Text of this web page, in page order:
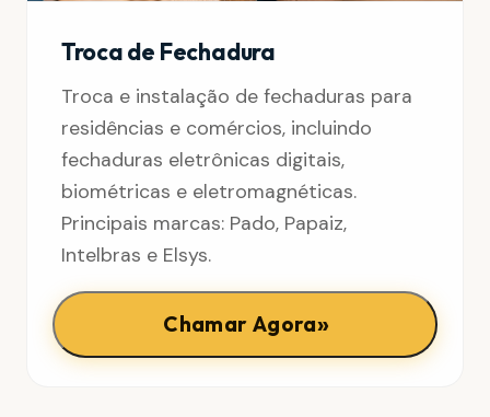
Troca de Fechadura
Troca e instalação de fechaduras para
residências e comércios, incluindo
fechaduras eletrônicas digitais,
biométricas e eletromagnéticas.
Principais marcas: Pado, Papaiz,
Intelbras e Elsys.
Chamar Agora»